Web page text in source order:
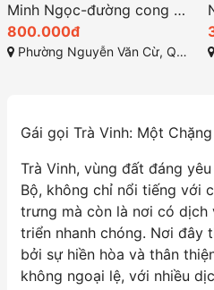
Minh Ngọc-đường cong đầy quyến rũ nét đẹp tinh tế
800.000đ
Phường Nguyễn Văn Cừ, Quy Nhơn, Bình Định
Gái gọi Trà Vinh: Một
Trà Vinh, vùng đất đáng
Bộ, không chỉ nổi tiếng với
trưng mà còn là nơi có dịch
triển nhanh chóng. Nơi đây
bởi sự hiền hòa và thân
không ngoại lệ, với nhiều